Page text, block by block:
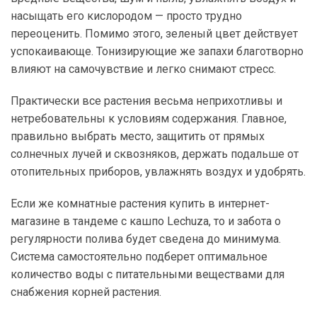
насыщать его кислородом — просто трудно
переоценить. Помимо этого, зеленый цвет действует
успокаивающе. Тонизирующие же запахи благотворно
влияют на самочувствие и легко снимают стресс.
Практически все растения весьма неприхотливы и
нетребовательны к условиям содержания. Главное,
правильно выбрать место, защитить от прямых
солнечных лучей и сквозняков, держать подальше от
отопительных приборов, увлажнять воздух и удобрять.
Если же комнатные растения купить в интернет-
магазине в тандеме с кашпо Lechuza, то и забота о
регулярности полива будет сведена до минимума.
Система самостоятельно подберет оптимальное
количество воды с питательными веществами для
снабжения корней растения.